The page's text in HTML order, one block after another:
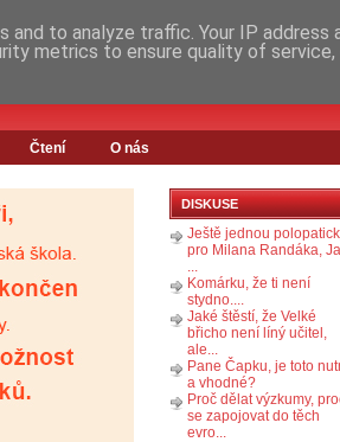
Čtení O nás
DISKUSE
Ještě jednou
pro Milana Randáka,
...
Komárku, že ti není
stydno....
Jaké štěstí, že Velké
břicho není líný učitel,
ale...
Pane Čapku, je toto
a vhodné?
Proč dělat výzkumy,
se zapojovat do těch
evro...
to analyze traffic. Your IP address
metrics to ensure quality of service,